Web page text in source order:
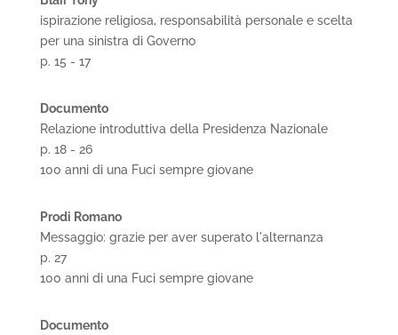
ispirazione religiosa, responsabilità personale e scelta
per una sinistra di Governo
p. 15 - 17
Documento
Relazione introduttiva della Presidenza Nazionale
p. 18 - 26
100 anni di una Fuci sempre giovane
Prodi Romano
Messaggio: grazie per aver superato l'alternanza
p. 27
100 anni di una Fuci sempre giovane
Documento